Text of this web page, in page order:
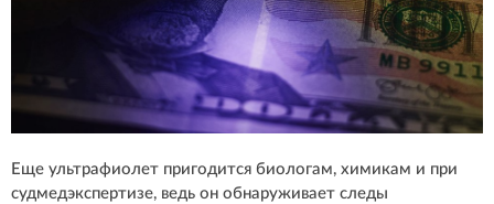
Еще ультрафиолет пригодится биологам, химикам и при
судмедэкспертизе, ведь он обнаруживает следы